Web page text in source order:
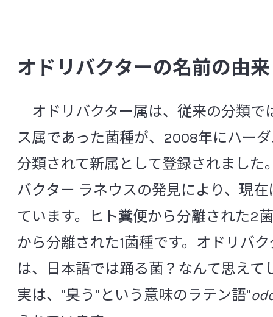
ストレプトコッカス サーモフィルス
セカンディラクトバチルス オドラティトフイ
セグメンテッド フィラメンタス バクテリア
[タ行]
ディアリスター サクシナティフィラス
トマスクラベリア ラモーサ
[ナ行]
ニトロスピラ モスコヴィエンシス
ニトロソ
ニトロバクター ウィノグラドスキイ
オドリバクターの名前の由来
オドリバクター属は、従来の分類で
ス属であった菌種が、2008年にハー
分類されて新属として登録されました
バクター ラネウスの発見により、現
ています。ヒト糞便から分離された2
から分離された1菌種です。オドリバ
は、日本語では踊る菌？なんて思えて
実は、"臭う"という意味のラテン語"